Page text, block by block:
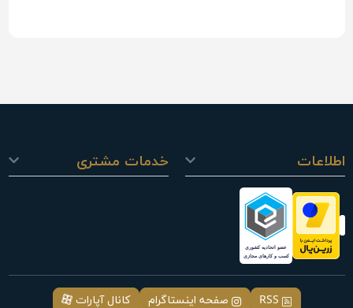
اطلاعات خدمات مشتری
RSS صفحه اینستاگرام کانال آپارات